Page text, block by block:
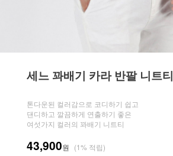
세느 꽈배기 카라 반팔 니트티
톤다운된 컬러감으로 코디하기 쉽고
댄디하고 깔끔하게 연출하기 좋은
여섯가지 컬러의 꽈배기 니트티
43,900원 (1% 적립)